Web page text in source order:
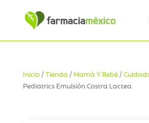
Inicio/Tienda / Mamá Y Bebé/
Pediatrics Emulsión Costra Lactea